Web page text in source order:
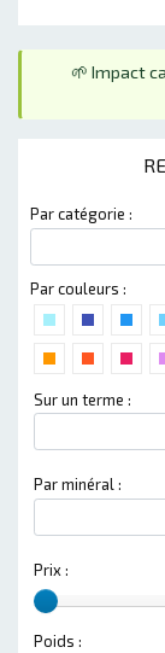
🌱 Impact
Par catégorie :
Par couleurs :
Sur un terme :
Par minéral :
Prix :
Poids :